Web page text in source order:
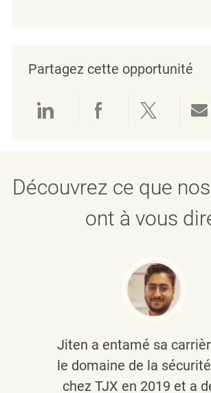
Partagez cette opportunité
Partager via LinkedIn
Partager via
Découvrez ce que
ont à vous
Jiten a entamé sa
le domaine de la
chez TJX en 2019 et a